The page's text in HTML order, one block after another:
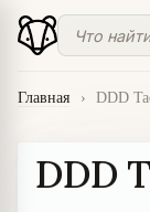
Главная › DDD
DDD